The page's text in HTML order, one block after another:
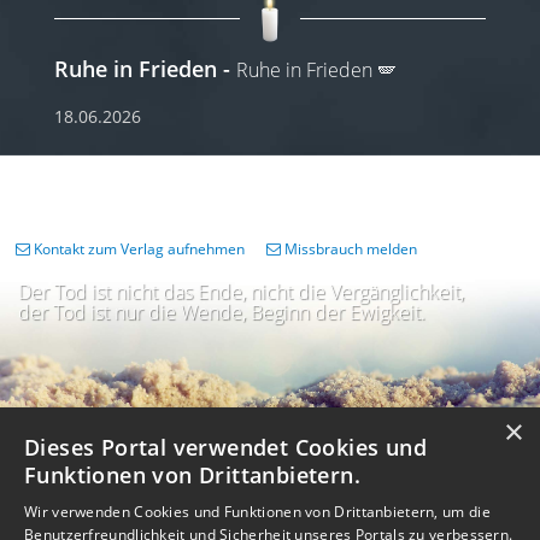
Ruhe in Frieden Ruhe in Frieden 🪽
18.06.2026
Der Tod ist nicht das Ende, nicht die Vergänglichkeit,
der Tod ist nur die Wende, Beginn der Ewigkeit.
Kontakt zum Verlag aufnehmen Missbrauch melden
×
Dieses Portal verwendet Cookies und
Funktionen von Drittanbietern.
Wir verwenden Cookies und Funktionen von Drittanbietern, um die
Benutzerfreundlichkeit und Sicherheit unseres Portals zu verbessern.